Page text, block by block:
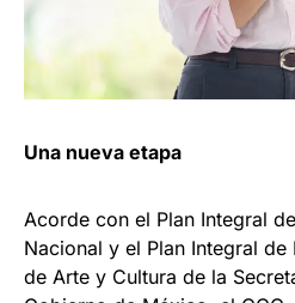
Una nueva etapa
Acorde con el Plan Integral
Nacional y el Plan Integral de
de Arte y Cultura de la